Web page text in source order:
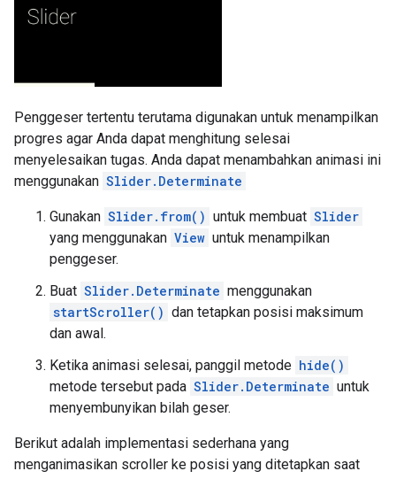
Penggeser tertentu terutama digunakan untuk menampilkan
progres agar Anda dapat menghitung selesai
menyelesaikan tugas. Anda dapat menambahkan animasi ini
menggunakan Slider.Determinate
Gunakan Slider.from() untuk membuat Slider
yang menggunakan View untuk menampilkan
penggeser.
Buat Slider.Determinate menggunakan
startScroller() dan tetapkan posisi maksimum
dan awal.
Ketika animasi selesai, panggil metode hide()
metode tersebut pada Slider.Determinate untuk
menyembunyikan bilah geser.
Berikut adalah implementasi sederhana yang
menganimasikan scroller ke posisi yang ditetapkan saat